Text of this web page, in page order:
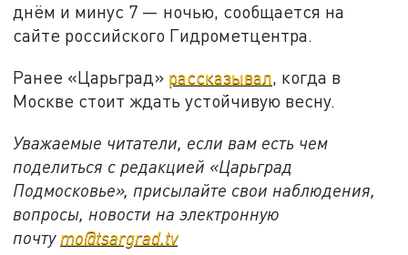
днём и минус 7 — ночью, сообщается на
сайте российского Гидрометцентра.
Ранее «Царьград» рассказывал, когда в
Москве стоит ждать устойчивую весну.
Уважаемые читатели, если вам есть чем
поделиться с редакцией «Царьград
Подмосковье», присылайте свои наблюдения,
вопросы, новости на электронную
почту mo@tsargrad.tv